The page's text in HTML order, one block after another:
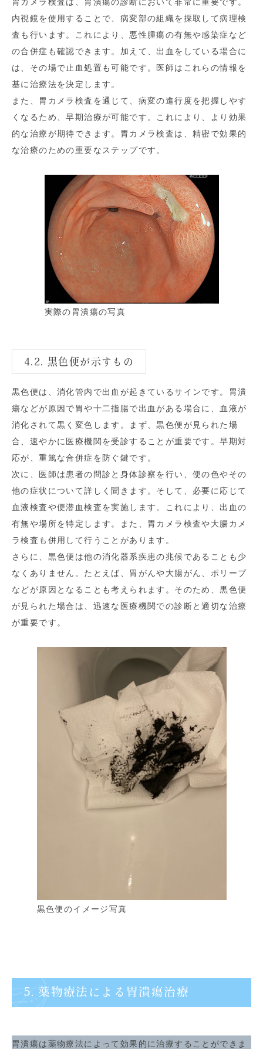
内視鏡を使用することで、病変部の組織を採取して病理検
査も行います。これにより、悪性腫瘍の有無や感染症など
の合併症も確認できます。加えて、出血をしている場合に
は、その場で止血処置も可能です。医師はこれらの情報を
基に治療法を決定します。
また、胃カメラ検査を通じて、病変の進行度を把握しやす
くなるため、早期治療が可能です。これにより、より効果
的な治療が期待できます。胃カメラ検査は、精密で効果的
な治療のための重要なステップです。
実際の胃潰瘍の写真
4.2. 黒色便が示すもの
黒色便は、消化管内で出血が起きているサインです。胃潰
瘍などが原因で胃や十二指腸で出血がある場合に、血液が
消化されて黒く変色します。まず、黒色便が見られた場
合、速やかに医療機関を受診することが重要です。早期対
応が、重篤な合併症を防ぐ鍵です。
次に、医師は患者の問診と身体診察を行い、便の色やその
他の症状について詳しく聞きます。そして、必要に応じて
血液検査や便潜血検査を実施します。これにより、出血の
有無や場所を特定します。また、胃カメラ検査や大腸カメ
ラ検査も併用して行うことがあります。
さらに、黒色便は他の消化器系疾患の兆候であることも少
なくありません。たとえば、胃がんや大腸がん、ポリープ
などが原因となることも考えられます。そのため、黒色便
が見られた場合は、迅速な医療機関での診断と適切な治療
が重要です。
黒色便のイメージ写真
5. 薬物療法による胃潰瘍治療
胃潰瘍は薬物療法によって効果的に治療することができま